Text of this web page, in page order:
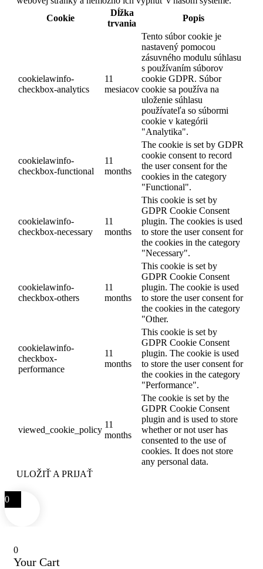
Cookie
Dĺžka
trvania
Popis
cookielawinfo-
checkbox-analytics
11
mesiacov
Tento súbor cookie je
nastavený pomocou
zásuvného modulu súhlasu
s používaním súborov
cookie GDPR. Súbor
cookie sa používa na
uloženie súhlasu
používateľa so súbormi
cookie v kategórii
"Analytika".
cookielawinfo-
checkbox-functional
11
months
The cookie is set by GDPR
cookie consent to record
the user consent for the
cookies in the category
"Functional".
cookielawinfo-
checkbox-necessary
11
months
This cookie is set by
GDPR Cookie Consent
plugin. The cookies is used
to store the user consent for
the cookies in the category
"Necessary".
cookielawinfo-
checkbox-others
11
months
This cookie is set by
GDPR Cookie Consent
plugin. The cookie is used
to store the user consent for
the cookies in the category
"Other.
cookielawinfo-
checkbox-
performance
11
months
This cookie is set by
GDPR Cookie Consent
plugin. The cookie is used
to store the user consent for
the cookies in the category
"Performance".
viewed_cookie_policy
11
months
The cookie is set by the
GDPR Cookie Consent
plugin and is used to store
whether or not user has
consented to the use of
cookies. It does not store
any personal data.
ULOŽIŤ A PRIJAŤ
0
0
Your Cart